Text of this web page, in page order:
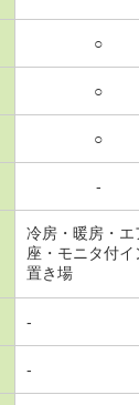
○
○
○
-
冷房・暖房・
座・モニタ付
置き場
-
-